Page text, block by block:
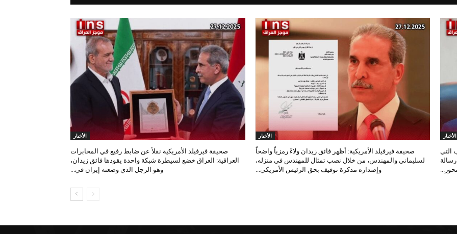
الأخبار
التي
الأخبار
صحيفة فيرفيلد الأمريكية: أظهر فائق زيدان ولاءً رمزياً واضحاً
لسليماني والمهندس، من خلال نصب تمثال للمهندس في منزله،
وإصداره مذكرة توقيف بحق الرئيس الأمريكي...
الأخبار
صحيفة فيرفيلد الأمريكية نقلاً عن ضابط رفيع في المخابرات
العراقية: العراق خضع لسيطرة شبكة واحدة يقودها فائق زيدان،
وهو الرجل الذي وضعته إيران في...